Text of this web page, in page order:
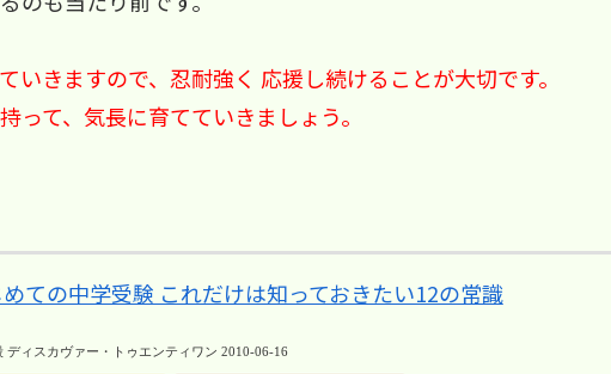
いきますので、忍耐強く 応援し続けることが大切です。
って、気長に育てていきましょう。
ての中学受験 これだけは知っておきたい12の常識
ディスカヴァー・トゥエンティワン 2010-06-16